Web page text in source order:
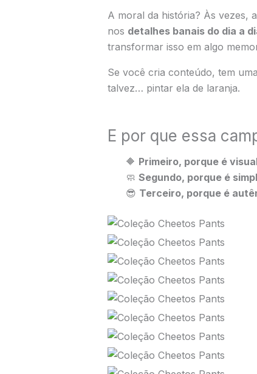
A moral da história? Às vezes,
nos detalhes banais do dia a
transformar isso em algo
Se você cria conteúdo, tem
talvez… pintar ela de laranja.
E por que essa
🔶 Primeiro, porque é
🧼 Segundo, porque é
😎 Terceiro, porque é